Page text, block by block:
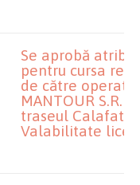
Se aprobă
pentru cursa
de către
MANTOUR
traseul Calafat –
Valabilitate